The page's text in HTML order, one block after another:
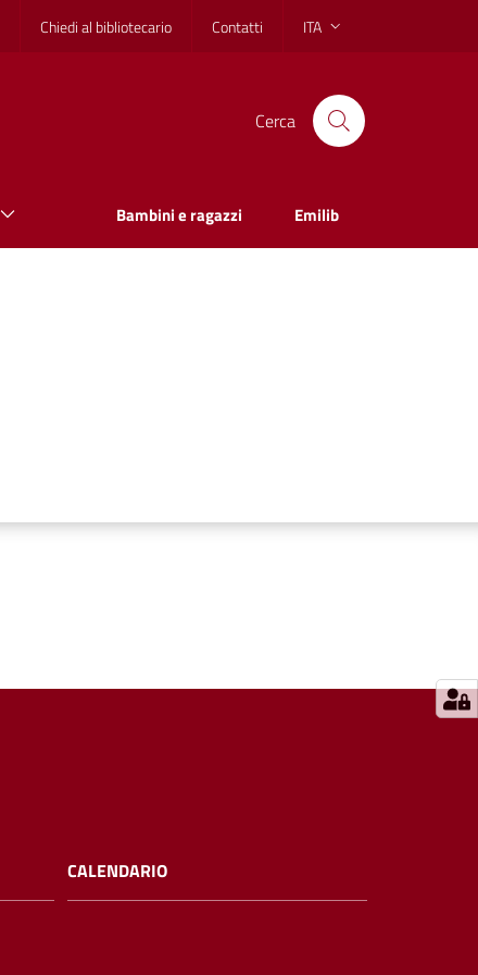
Chiedi al bibliotecario Contatti ITA
Cerca
Bambini e ragazzi Emilib
CALENDARIO